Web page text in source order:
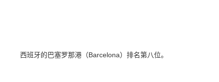
西班牙的巴塞罗那港（Barcelona）排名第八位。